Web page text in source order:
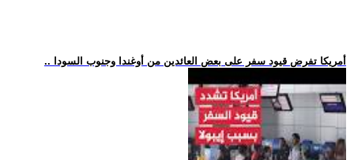
.. أمريكا تفرض قيود سفر على بعض العائدين من أوغندا وجنوب السودا